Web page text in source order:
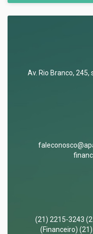
Av. Rio Branco, 245,
(21) 2215-3243
(Financeiro)